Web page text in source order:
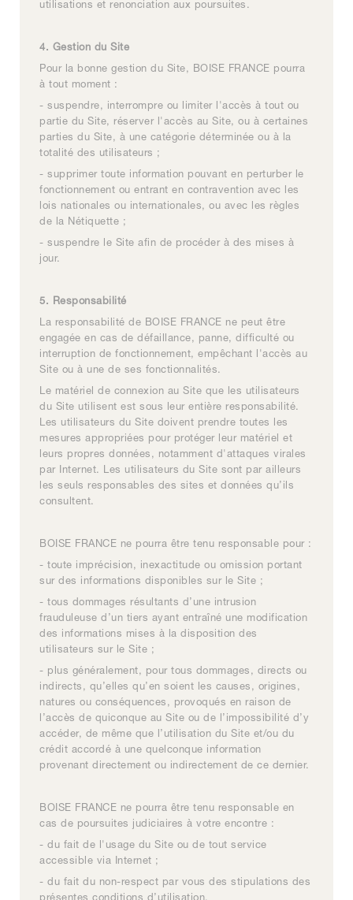
utilisations et renonciation aux poursuites.
4. Gestion du Site
Pour la bonne gestion du Site, BOISE FRANCE pourra
à tout moment :
- suspendre, interrompre ou limiter l'accès à tout ou
partie du Site, réserver l'accès au Site, ou à certaines
parties du Site, à une catégorie déterminée ou à la
totalité des utilisateurs ;
- supprimer toute information pouvant en perturber le
fonctionnement ou entrant en contravention avec les
lois nationales ou internationales, ou avec les règles
de la Nétiquette ;
- suspendre le Site afin de procéder à des mises à
jour.
5. Responsabilité
La responsabilité de BOISE FRANCE ne peut être
engagée en cas de défaillance, panne, difficulté ou
interruption de fonctionnement, empêchant l'accès au
Site ou à une de ses fonctionnalités.
Le matériel de connexion au Site que les utilisateurs
du Site utilisent est sous leur entière responsabilité.
Les utilisateurs du Site doivent prendre toutes les
mesures appropriées pour protéger leur matériel et
leurs propres données, notamment d'attaques virales
par Internet. Les utilisateurs du Site sont par ailleurs
les seuls responsables des sites et données qu’ils
consultent.
BOISE FRANCE ne pourra être tenu responsable pour :
- toute imprécision, inexactitude ou omission portant
sur des informations disponibles sur le Site ;
- tous dommages résultants d’une intrusion
frauduleuse d’un tiers ayant entraîné une modification
des informations mises à la disposition des
utilisateurs sur le Site ;
- plus généralement, pour tous dommages, directs ou
indirects, qu’elles qu’en soient les causes, origines,
natures ou conséquences, provoqués en raison de
l’accès de quiconque au Site ou de l’impossibilité d’y
accéder, de même que l’utilisation du Site et/ou du
crédit accordé à une quelconque information
provenant directement ou indirectement de ce dernier.
BOISE FRANCE ne pourra être tenu responsable en
cas de poursuites judiciaires à votre encontre :
- du fait de l'usage du Site ou de tout service
accessible via Internet ;
- du fait du non-respect par vous des stipulations des